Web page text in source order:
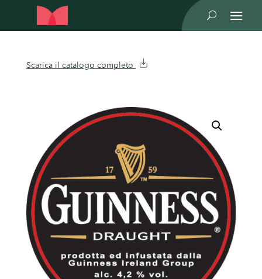
U
Scarica il catalogo completo